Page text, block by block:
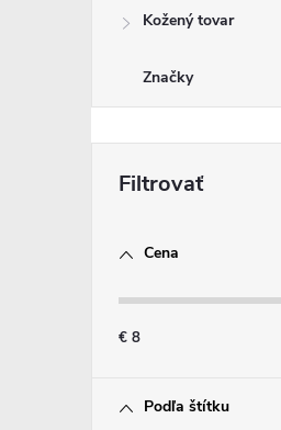
Kožený tovar
Značky
Cena
€ 8
Podľa štítku